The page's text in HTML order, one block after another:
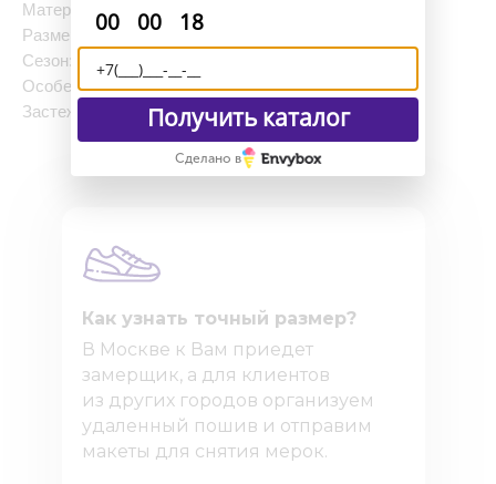
Материал подошвы: Vibram Eva белая
Размер: от 32 до 52
Сезон: осень / весна
Особенность: сочетание кожи и замши
Застежка: шнурки
В Москве к Вам приедет
замерщик, а для клиентов
из других городов организуем
удаленный пошив и отправим
макеты для снятия мерок.
Как узнать точный размер?
00 00 17
Получить каталог
Сделано в